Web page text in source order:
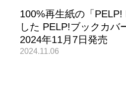
100%再生紙の「PELP!
した PELP!ブックカバ
2024年11月7日発売
2024.11.06